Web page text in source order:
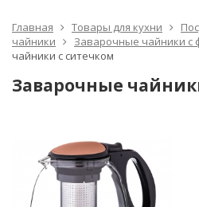
Главная Товары для кухни
чайники
Заварочные чайники с
чайники с ситечком
Заварочные